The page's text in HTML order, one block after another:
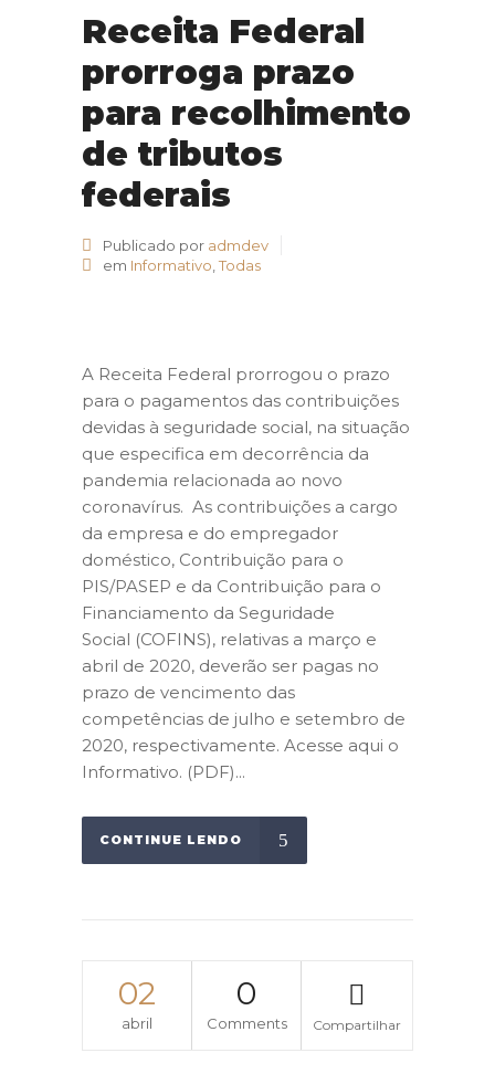
Receita Federal
prorroga prazo
para recolhimento
de tributos
federais
Publicado por admdev
em Informativo Todas
A Receita Federal prorrogou o prazo
para o pagamentos das contribuições
devidas à seguridade social, na situação
que especifica em decorrência da
pandemia relacionada ao novo
coronavírus. As contribuições a cargo
da empresa e do empregador
doméstico, Contribuição para o
PIS/PASEP e da Contribuição para o
Financiamento da Seguridade
Social (COFINS), relativas a março e
abril de 2020, deverão ser pagas no
prazo de vencimento das
competências de julho e setembro de
2020, respectivamente. Acesse aqui o
Informativo. (PDF)...
CONTINUE LENDO
02
abril
0
Comments Compartilhar